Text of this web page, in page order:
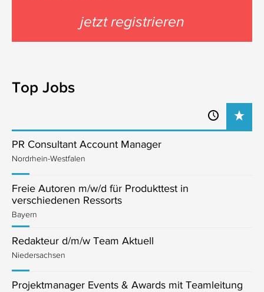
jetzt registrieren
Top Jobs
PR Consultant Account Manager
Nordrhein-Westfalen
Freie Autoren m/w/d für Produkttest in
verschiedenen Ressorts
Bayern
Redakteur d/m/w Team Aktuell
Niedersachsen
Projektmanager Events & Awards mit Teamleitung